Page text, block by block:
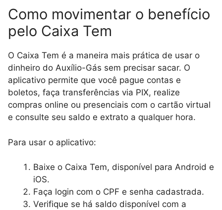
Como movimentar o benefício
pelo Caixa Tem
O Caixa Tem é a maneira mais prática de usar o
dinheiro do Auxílio-Gás sem precisar sacar. O
aplicativo permite que você pague contas e
boletos, faça transferências via PIX, realize
compras online ou presenciais com o cartão virtual
e consulte seu saldo e extrato a qualquer hora.
Para usar o aplicativo:
Baixe o Caixa Tem, disponível para Android e
iOS.
Faça login com o CPF e senha cadastrada.
Verifique se há saldo disponível com a